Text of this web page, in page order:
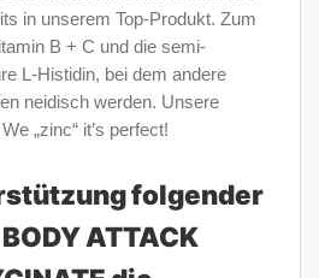
in unserem Top-Produkt. Zum
B + C und die semi-
L-Histidin, bei dem andere
neidisch werden. Unsere
„zinc“ it’s perfect!
folgender
ATTACK